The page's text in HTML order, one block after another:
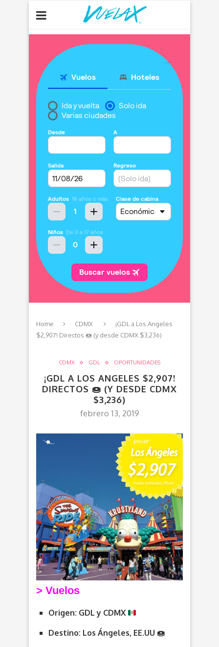
Home CDMX
¡GDL a Los Angeles
$2,907! Directos 🍩 (y desde CDMX $3,236)
CDMX GDL OPORTUNIDADES
¡GDL A LOS ANGELES $2,907!
DIRECTOS 🍩 (Y DESDE CDMX
$3,236)
febrero 13, 2019
> Vuelos
Origen: GDL y CDMX
Destino: Los Ángeles, EE.UU 🍩